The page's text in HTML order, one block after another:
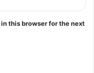
this browser for the next